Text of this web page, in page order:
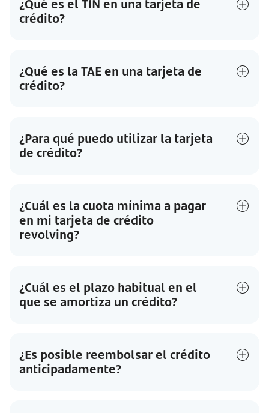
¿Qué es el TIN en una tarjeta de
crédito?
¿Qué es la TAE en una tarjeta de
crédito?
¿Para qué puedo utilizar la tarjeta
de crédito?
¿Cuál es la cuota mínima a pagar
en mi tarjeta de crédito
revolving?
¿Cuál es el plazo habitual en el
que se amortiza un crédito?
¿Es posible reembolsar el crédito
anticipadamente?